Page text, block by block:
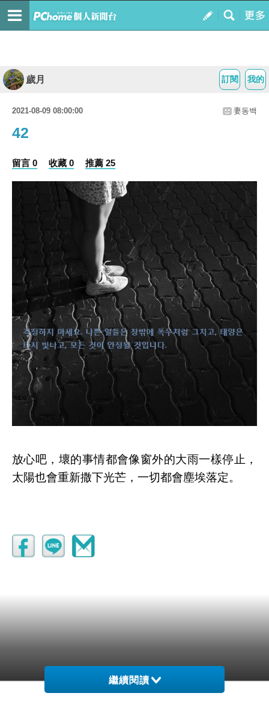
我的
訂閱
歲月
2021-08-09 08:00:00 妻동백
42
留言 0 收藏 0 推薦 25
放心吧，壞的事情都會像窗外的大雨一樣停止，
太陽也會重新撒下光芒，一切都會塵埃落定。
繼續閱讀